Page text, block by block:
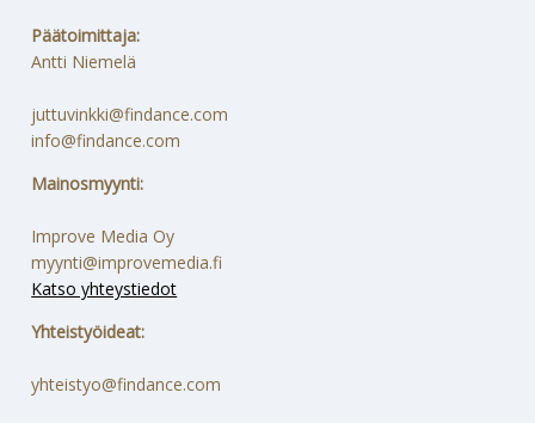
Päätoimittaja:
Antti Niemelä
juttuvinkki@findance.com
info@findance.com
Mainosmyynti:
Improve Media Oy
myynti@improvemedia.fi
Katso yhteystiedot
Yhteistyöideat:
yhteistyo@findance.com